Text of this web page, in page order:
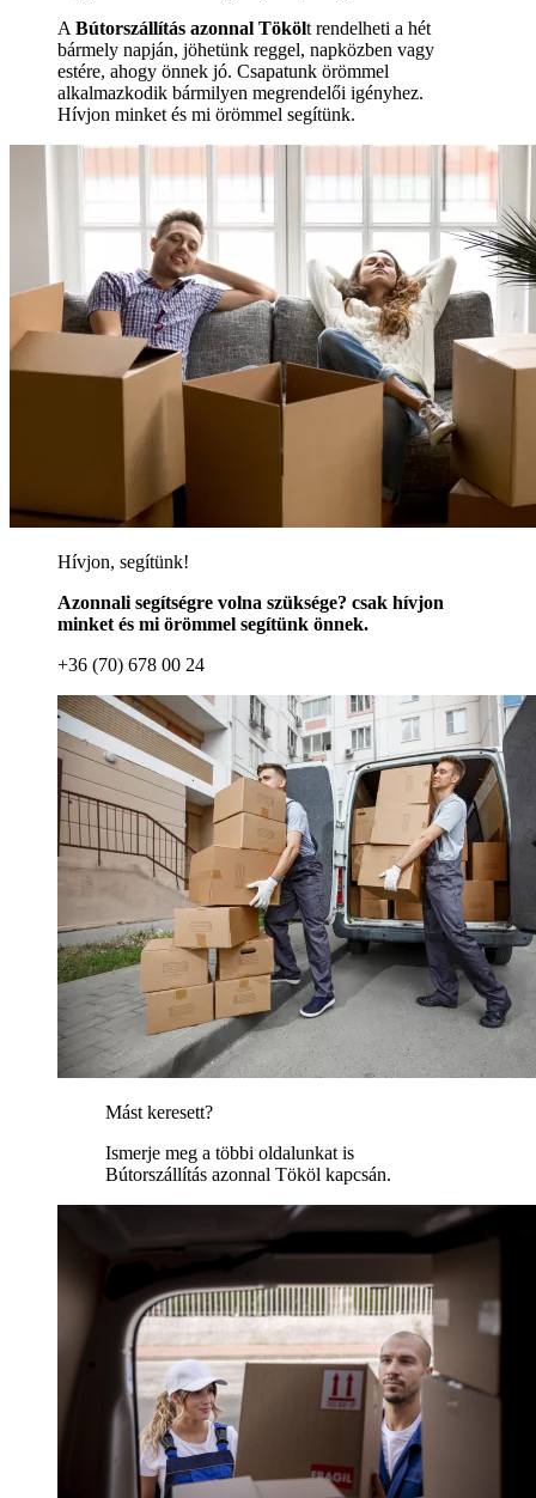
A Bútorszállítás azonnal Tökölt rendelheti a hét
bármely napján, jöhetünk reggel, napközben vagy
estére, ahogy önnek jó. Csapatunk örömmel
alkalmazkodik bármilyen megrendelői igényhez.
Hívjon minket és mi örömmel segítünk.
Hívjon, segítünk!
Azonnali segítségre volna szüksége? csak hívjon
minket és mi örömmel segítünk önnek.
+36 (70) 678 00 24
Mást keresett?
Ismerje meg a többi oldalunkat is
Bútorszállítás azonnal Tököl kapcsán.